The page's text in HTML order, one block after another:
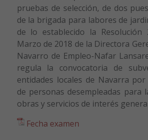
pruebas de selección, de dos
de la brigada para labores de
de lo establecido la Resolución
Marzo de 2018 de la Directora
Navarro de Empleo-Nafar
regula la convocatoria de
entidades locales de Navarra
de personas desempleadas para
obras y servicios de interés
Fecha examen